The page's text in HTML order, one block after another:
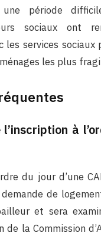
une période
sociaux ont
les services
les plus
l’inscription à
du jour d’une
de
et sera
de la Commission